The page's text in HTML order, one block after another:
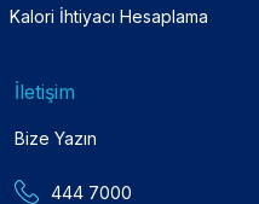
Kalori İhtiyacı Hesaplama
İletişim
Bize Yazın
444 7000